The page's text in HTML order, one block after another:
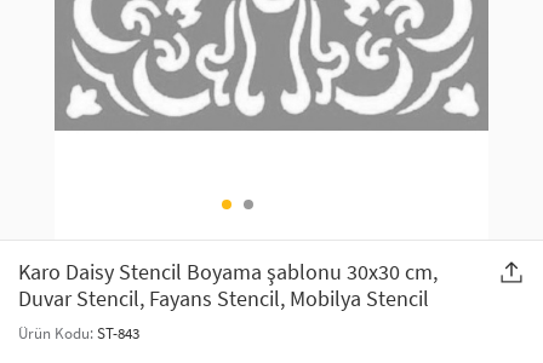
SAÇ AKSESUARLARI
GELİN / DÜĞÜN AKSESUARLARI
ŞAL VE FULAR
ODA KOKUSU VE MUM
PARTİ SÜSLERİ
YILBAŞI ÜRÜNLERİ
Karo Daisy Stencil Boyama şablonu 30x30 cm,
Duvar Stencil, Fayans Stencil, Mobilya Stencil
Ürün Kodu:ST-843